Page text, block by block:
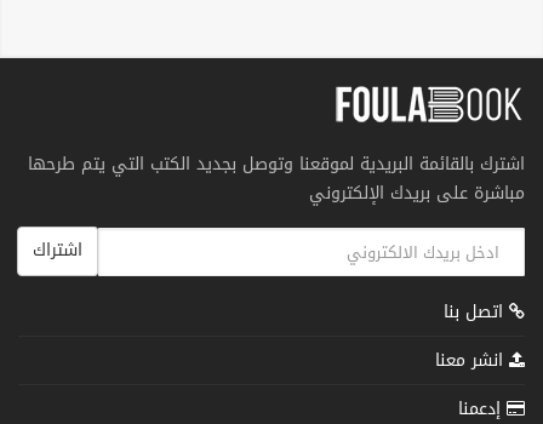
اشترك بالقائمة البريدية لموقعنا وتوصل بجديد الكتب التي يتم طرحها
مباشرة على بريدك الإلكتروني
اشتراك
اتصل بنا
انشر معنا
إدعمنا